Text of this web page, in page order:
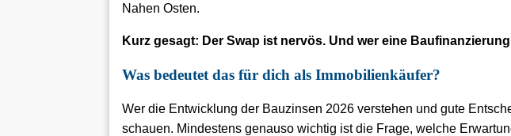
Nahen Osten.
Kurz gesagt: Der Swap ist nervös. Und wer eine
Was bedeutet das für dich als Immobilienkäufer?
Wer die Entwicklung der Bauzinsen 2026 verstehen und gute
schauen. Mindestens genauso wichtig ist die Frage, welche